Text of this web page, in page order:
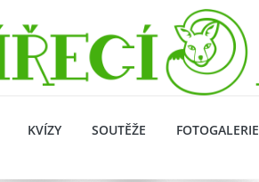
KVÍZY SOUTĚŽE FOTOGALERIE